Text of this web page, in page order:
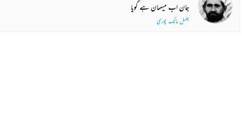
جان اب میہمان ہے گویا
جلیل مانک پوری